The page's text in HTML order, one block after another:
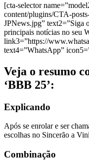
[cta-selector
content/plugins/CTA-
JPNews.jpg” text2=”Siga
principais notícias no seu
link3=”https://
text4=”WhatsApp”
Veja o resumo
‘BBB 25’:
Explicando
Após se enrolar e ser
escolhas no Sincerão a
Combinação